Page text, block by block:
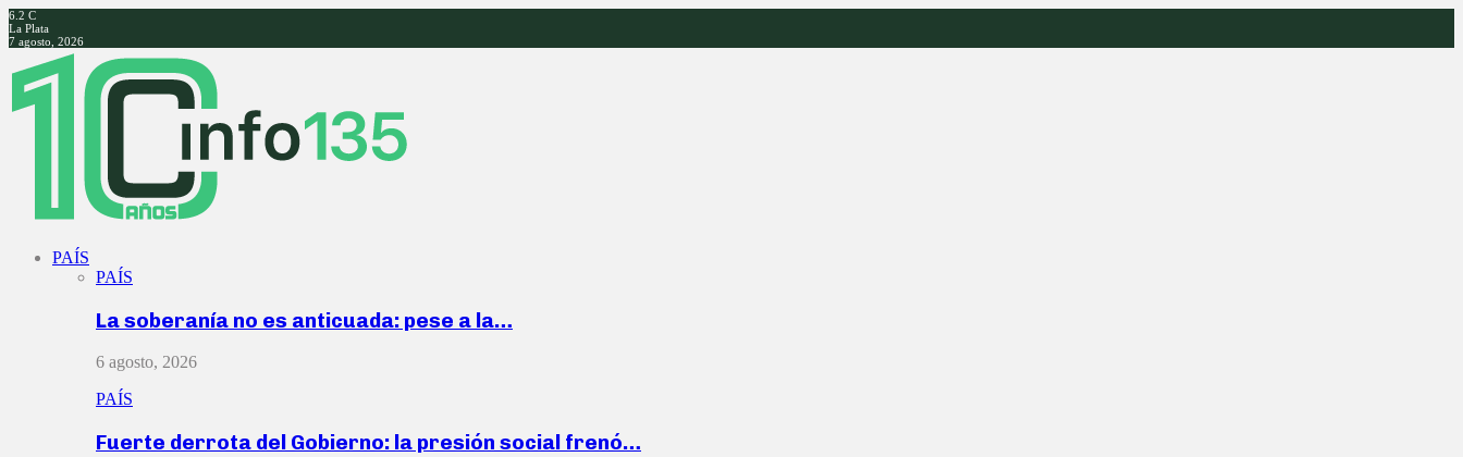
6.2 C
La Plata
7 agosto, 2026
Facebook
Twitter
Instagram
Youtube
PAÍS
PAÍS
La soberanía no es anticuada: pese a la…
6 agosto, 2026
PAÍS
Fuerte derrota del Gobierno: la presión social frenó…